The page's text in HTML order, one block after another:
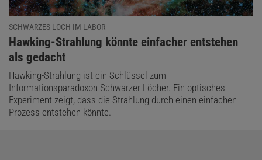
SCHWARZES LOCH IM LABOR
:
Hawking-Strahlung könnte einfacher entstehen
als gedacht
Hawking-Strahlung ist ein Schlüssel zum
Informationsparadoxon Schwarzer Löcher. Ein optisches
Experiment zeigt, dass die Strahlung durch einen einfachen
Prozess entstehen könnte.